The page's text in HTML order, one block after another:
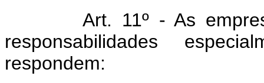
Art. 11º - As empresas
responsabilidades
respondem: